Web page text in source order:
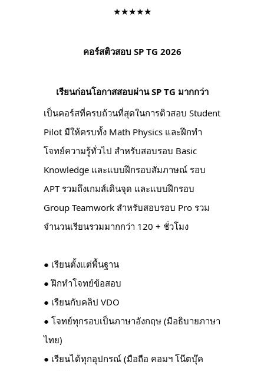
★★★★★
คอร์สติวสอบ SP TG 2026
เรียนก่อนโอกาสสอบผ่าน SP TG มากกว่า
เป็นคอร์สที่ครบถ้วนที่สุดในการติวสอบ Student
Pilot มีให้ครบทั้ง Math Physics และฝึกทำ
โจทย์ความรู้ทั่วไป สำหรับสอบรอบ Basic
Knowledge และแบบฝึกรอบสัมภาษณ์ รอบ
APT รวมถึงเกมส์เดินจุด และแบบฝึกรอบ
Group Teamwork สำหรับสอบรอบ Pro รวม
จำนวนเรียนรวมมากกว่า 120 + ชั่วโมง
● เรียนตั้งแต่พื้นฐาน
● ฝึกทำโจทย์ข้อสอบ
● เรียนกับคลิป VDO
● โจทย์ทุกรอบเป็นภาษาอังกฤษ (มีอธิบายภาษา
ไทย)
● เรียนได้ทุกอุปกรณ์ (มือถือ คอมฯ โน๊ตบุ๊ค